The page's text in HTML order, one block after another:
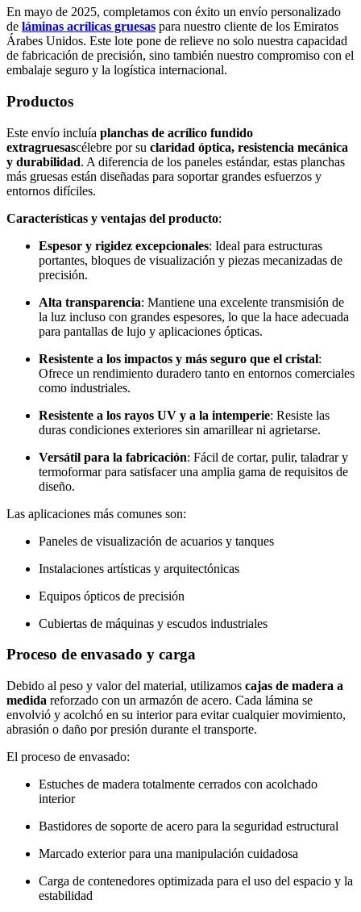
En mayo de 2025, completamos con éxito un envío personalizado
de láminas acrílicas gruesas para nuestro cliente de los Emiratos
Árabes Unidos. Este lote pone de relieve no solo nuestra capacidad
de fabricación de precisión, sino también nuestro compromiso con el
embalaje seguro y la logística internacional.
Productos
Este envío incluía planchas de acrílico fundido
extragruesascélebre por su claridad óptica, resistencia mecánica
y durabilidad. A diferencia de los paneles estándar, estas planchas
más gruesas están diseñadas para soportar grandes esfuerzos y
entornos difíciles.
Características y ventajas del producto:
Espesor y rigidez excepcionales: Ideal para estructuras
portantes, bloques de visualización y piezas mecanizadas de
precisión.
Alta transparencia: Mantiene una excelente transmisión de
la luz incluso con grandes espesores, lo que la hace adecuada
para pantallas de lujo y aplicaciones ópticas.
Resistente a los impactos y más seguro que el cristal:
Ofrece un rendimiento duradero tanto en entornos comerciales
como industriales.
Resistente a los rayos UV y a la intemperie: Resiste las
duras condiciones exteriores sin amarillear ni agrietarse.
Versátil para la fabricación: Fácil de cortar, pulir, taladrar y
termoformar para satisfacer una amplia gama de requisitos de
diseño.
Las aplicaciones más comunes son:
Paneles de visualización de acuarios y tanques
Instalaciones artísticas y arquitectónicas
Equipos ópticos de precisión
Cubiertas de máquinas y escudos industriales
Proceso de envasado y carga
Debido al peso y valor del material, utilizamos cajas de madera a
medida reforzado con un armazón de acero. Cada lámina se
envolvió y acolchó en su interior para evitar cualquier movimiento,
abrasión o daño por presión durante el transporte.
El proceso de envasado:
Estuches de madera totalmente cerrados con acolchado
interior
Bastidores de soporte de acero para la seguridad estructural
Marcado exterior para una manipulación cuidadosa
Carga de contenedores optimizada para el uso del espacio y la
estabilidad